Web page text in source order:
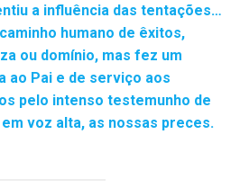
a influência das tentações…
humano de êxitos,
ou domínio, mas fez um
ao Pai e de serviço aos
pelo intenso testemunho de
voz alta, as nossas preces.